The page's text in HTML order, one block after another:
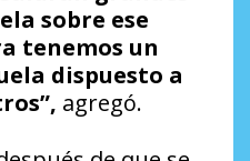
sobre ese
tenemos un
dispuesto a
agregó.